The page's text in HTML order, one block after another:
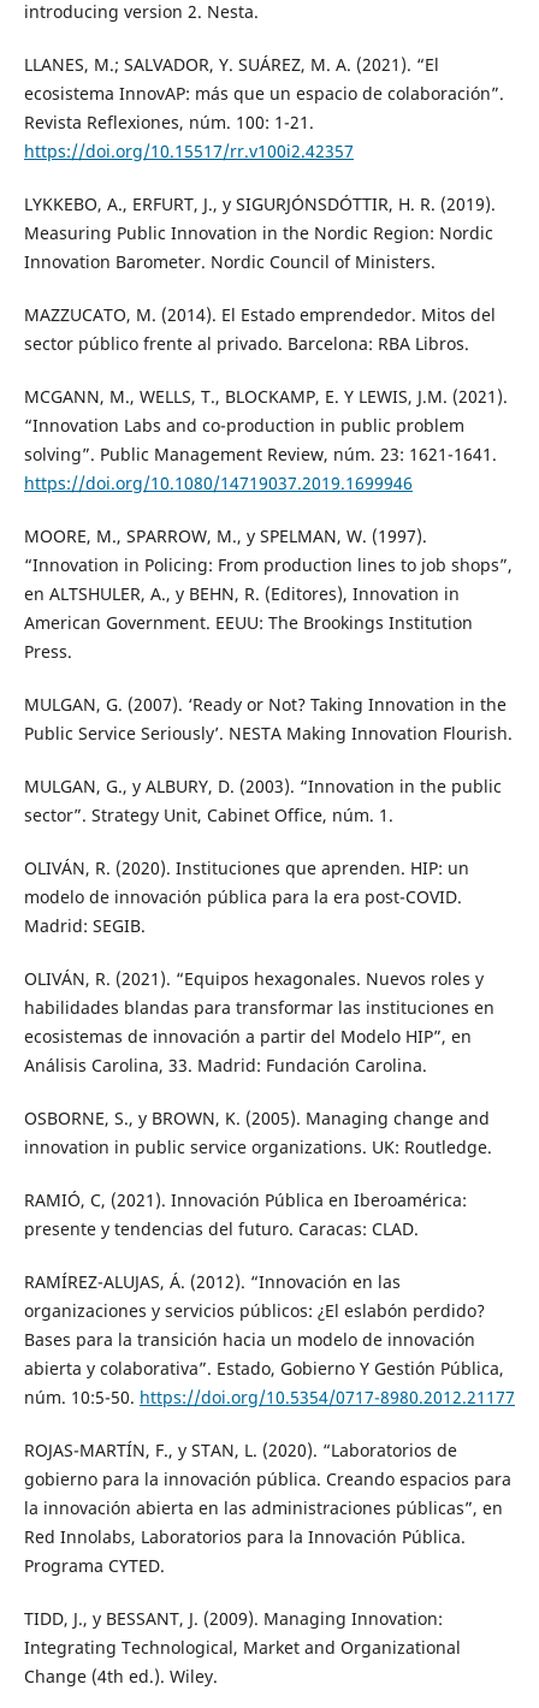
introducing version 2. Nesta.
LLANES, M.; SALVADOR, Y. SUÁREZ, M. A. (2021). “El
ecosistema InnovAP: más que un espacio de colaboración”.
Revista Reflexiones, núm. 100: 1-21.
https://doi.org/10.15517/rr.v100i2.42357
LYKKEBO, A., ERFURT, J., y SIGURJÓNSDÓTTIR, H. R. (2019).
Measuring Public Innovation in the Nordic Region: Nordic
Innovation Barometer. Nordic Council of Ministers.
MAZZUCATO, M. (2014). El Estado emprendedor. Mitos del
sector público frente al privado. Barcelona: RBA Libros.
MCGANN, M., WELLS, T., BLOCKAMP, E. Y LEWIS, J.M. (2021).
“Innovation Labs and co-production in public problem
solving”. Public Management Review, núm. 23: 1621-1641.
https://doi.org/10.1080/14719037.2019.1699946
MOORE, M., SPARROW, M., y SPELMAN, W. (1997).
“Innovation in Policing: From production lines to job shops”,
en ALTSHULER, A., y BEHN, R. (Editores), Innovation in
American Government. EEUU: The Brookings Institution
Press.
MULGAN, G. (2007). ‘Ready or Not? Taking Innovation in the
Public Service Seriously’. NESTA Making Innovation Flourish.
MULGAN, G., y ALBURY, D. (2003). “Innovation in the public
sector”. Strategy Unit, Cabinet Office, núm. 1.
OLIVÁN, R. (2020). Instituciones que aprenden. HIP: un
modelo de innovación pública para la era post-COVID.
Madrid: SEGIB.
OLIVÁN, R. (2021). “Equipos hexagonales. Nuevos roles y
habilidades blandas para transformar las instituciones en
ecosistemas de innovación a partir del Modelo HIP”, en
Análisis Carolina, 33. Madrid: Fundación Carolina.
OSBORNE, S., y BROWN, K. (2005). Managing change and
innovation in public service organizations. UK: Routledge.
RAMIÓ, C, (2021). Innovación Pública en Iberoamérica:
presente y tendencias del futuro. Caracas: CLAD.
RAMÍREZ-ALUJAS, Á. (2012). “Innovación en las
organizaciones y servicios públicos: ¿El eslabón perdido?
Bases para la transición hacia un modelo de innovación
abierta y colaborativa”. Estado, Gobierno Y Gestión Pública,
núm. 10:5-50. https://doi.org/10.5354/0717-8980.2012.21177
ROJAS-MARTÍN, F., y STAN, L. (2020). “Laboratorios de
gobierno para la innovación pública. Creando espacios para
la innovación abierta en las administraciones públicas”, en
Red Innolabs, Laboratorios para la Innovación Pública.
Programa CYTED.
TIDD, J., y BESSANT, J. (2009). Managing Innovation:
Integrating Technological, Market and Organizational
Change (4th ed.). Wiley.